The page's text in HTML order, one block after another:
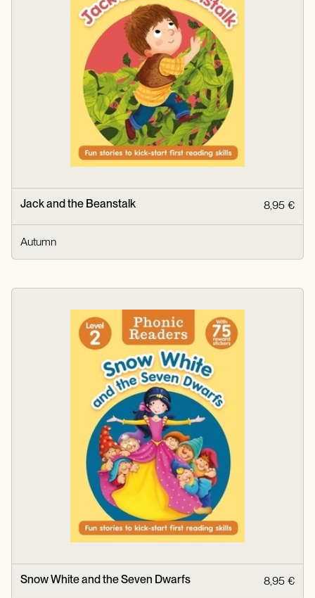
Jack and the Beanstalk 8,95 €
Autumn
Snow White and the Seven Dwarfs 8,95 €